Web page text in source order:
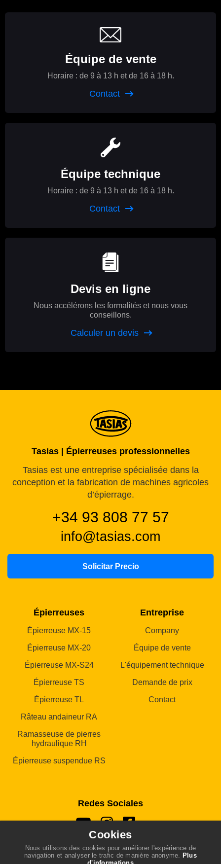
Équipe de vente
Horaire : de 9 à 13 h et de 16 à 18 h.
Contact
Équipe technique
Horaire : de 9 à 13 h et de 16 à 18 h.
Contact
Devis en ligne
Nous accélérons les formalités et nous vous
conseillons.
Calculer un devis
Tasias | Épierreuses professionnelles
Tasias est une entreprise spécialisée dans la
conception et la fabrication de machines agricoles
d’épierrage.
+34 93 808 77 57
info@tasias.com
Solicitar Precio
Épierreuses
Épierreuse MX-15
Épierreuse MX-20
Épierreuse MX-S24
Épierreuse TS
Épierreuse TL
Râteau andaineur RA
Ramasseuse de pierres
hydraulique RH
Épierreuse suspendue RS
Entreprise
Company
Équipe de vente
L'équipement technique
Demande de prix
Contact
Redes Sociales
Cookies
Nous utilisons des cookies pour améliorer l'expérience de
navigation et analyser le trafic de manière anonyme. Plus